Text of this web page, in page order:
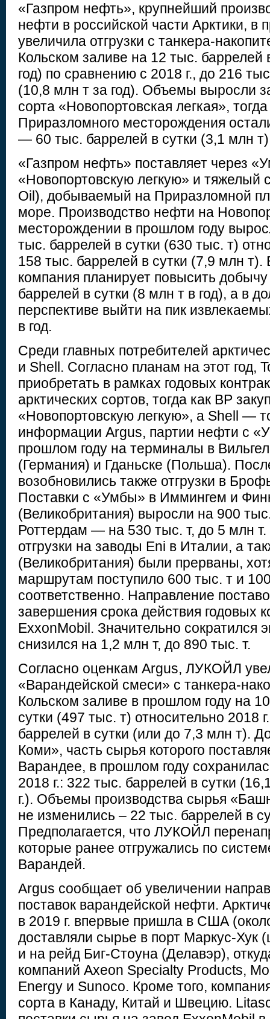
«Газпром нефть», крупнейший
нефти в российской части Арктики, в
увеличила отгрузки с танкера-
Кольском заливе на 12 тыс. баррелей
год) по сравнению с 2018 г., до 216
(10,8 млн т за год). Объемы выросли
сорта «Новопортовская легкая»,
Приразломного месторождения
— 60 тыс. баррелей в сутки (3,1 млн
«Газпром нефть» поставляет через
«Новопортовскую легкую» и тяжелый
Oil), добываемый на Приразломной
море. Производство нефти на
месторождении в прошлом году
тыс. баррелей в сутки (630 тыс. т)
158 тыс. баррелей в сутки (7,9 млн т).
компания планирует повысить
баррелей в сутки (8 млн т в год), а в
перспективе выйти на пик
в год.
Среди главных потребителей
и Shell. Согласно планам на этот год,
приобретать в рамках годовых
арктических сортов, тогда как BP
«Новопортовскую легкую», а Shell —
информации Argus, партии нефти с
прошлом году на терминалы в
(Германия) и Гданьске (Польша).
возобновились также отгрузки в
Поставки с «Умбы» в Иммингем и
(Великобритания) выросли на 900
Роттердам — на 530 тыс. т, до 5 млн
отгрузки на заводы Eni в Италии, а
(Великобритания) были прерваны,
маршрутам поступило 600 тыс. т и
соответственно. Направление
завершения срока действия годовых
ExxonMobil. Значительно сократился
снизился на 1,2 млн т, до 890 тыс. т.
Согласно оценкам Argus, ЛУКОЙЛ
«Варандейской смеси» с танкера-
Кольском заливе в прошлом году на
сутки (497 тыс. т) относительно 2018
баррелей в сутки (или до 7,3 млн т).
Коми», часть сырья которого
Варандее, в прошлом году
2018 г.: 322 тыс. баррелей в сутки
г.). Объемы производства сырья
не изменились – 22 тыс. баррелей в
Предполагается, что ЛУКОЙЛ
которые ранее отгружались по
Варандей.
Argus сообщает об увеличении
поставок варандейской нефти.
в 2019 г. впервые пришла в США
доставляли сырье в порт Маркус-Хук
и на рейд Биг-Стоуна (Делавэр),
компаний Axeon Specialty Products,
Energy и Sunoco. Кроме того,
сорта в Канаду, Китай и Швецию.